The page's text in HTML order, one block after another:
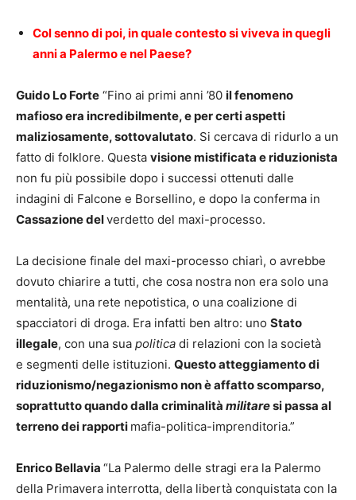
Col senno di poi, in quale contesto si viveva in quegli
anni a Palermo e nel Paese?
Guido Lo Forte “Fino ai primi anni ’80 il fenomeno
mafioso era incredibilmente, e per certi aspetti
maliziosamente, sottovalutato. Si cercava di ridurlo a un
fatto di folklore. Questa visione mistificata e riduzionista
non fu più possibile dopo i successi ottenuti dalle
indagini di Falcone e Borsellino, e dopo la conferma in
Cassazione delverdetto del maxi-processo.
La decisione finale del maxi-processo chiarì, o avrebbe
dovuto chiarire a tutti, che cosa nostra non era solo una
mentalità, una rete nepotistica, o una coalizione di
spacciatori di droga. Era infatti ben altro: uno Stato
illegale, con una sua politica di relazioni con la società
e segmenti delle istituzioni. Questo atteggiamento di
riduzionismo/negazionismo non è affatto scomparso,
soprattutto quando dalla criminalità militaresi passa al
terreno dei rapporti mafia-politica-imprenditoria.”
Enrico Bellavia “La Palermo delle stragi era la Palermo
della Primavera interrotta, della libertà conquistata con la